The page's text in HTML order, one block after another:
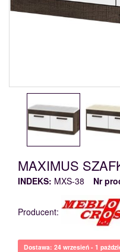
MAXIMUS
INDEKS: MXS-38 Nr
Producent:
Dostawa: 24 wrzesień - 1